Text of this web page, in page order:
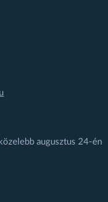
augusztus 24-én